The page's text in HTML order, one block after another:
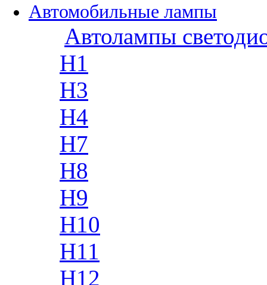
Автомобильные лампы
Автолампы
H1
H3
H4
H7
H8
H9
H10
H11
H12